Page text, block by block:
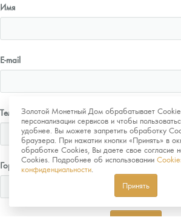
Золотой Монетный Дом обрабатывает
персонализации сервисов и чтобы
удобнее. Вы можете запретить обработку
браузера. При нажатии кнопки «Принять» в
обработке Cookies, Вы даете свое согласие
Cookies. Подробнее об использовании
конфиденциальности
Принять
Имя
E-mail
Телефон
Город